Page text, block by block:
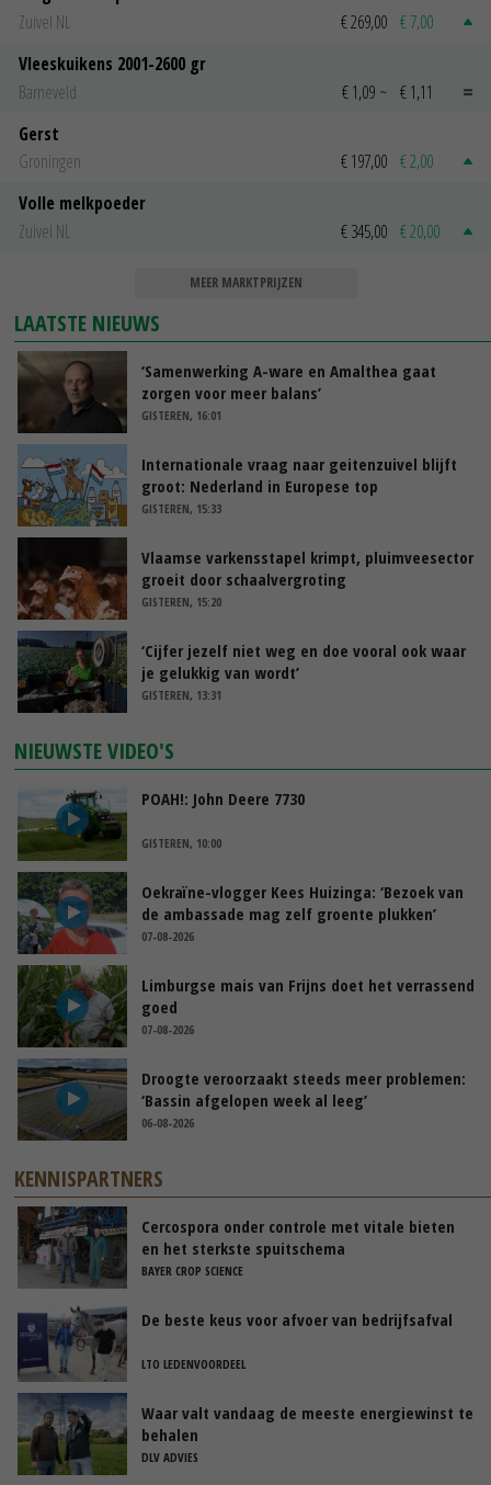
Zuivel NL
€ 269,00 € 7,00
Vleeskuikens 2001-2600 gr
Barneveld
€ 1,09 ~ € 1,11
Gerst
Groningen
€ 197,00 € 2,00
Volle melkpoeder
Zuivel NL
€ 345,00 € 20,00
MEER MARKTPRIJZEN
LAATSTE NIEUWS
‘Samenwerking A-ware en Amalthea gaat
zorgen voor meer balans’
GISTEREN, 16:01
Internationale vraag naar geitenzuivel blijft
groot: Nederland in Europese top
GISTEREN, 15:33
Vlaamse varkensstapel krimpt, pluimveesector
groeit door schaalvergroting
GISTEREN, 15:20
‘Cijfer jezelf niet weg en doe vooral ook waar
je gelukkig van wordt’
GISTEREN, 13:31
NIEUWSTE VIDEO'S
POAH!: John Deere 7730
GISTEREN, 10:00
Oekraïne-vlogger Kees Huizinga: ‘Bezoek van
de ambassade mag zelf groente plukken’
07-08-2026
Limburgse mais van Frijns doet het verrassend
goed
07-08-2026
Droogte veroorzaakt steeds meer problemen:
‘Bassin afgelopen week al leeg’
06-08-2026
KENNISPARTNERS
Cercospora onder controle met vitale bieten
en het sterkste spuitschema
BAYER CROP SCIENCE
De beste keus voor afvoer van bedrijfsafval
LTO LEDENVOORDEEL
Waar valt vandaag de meeste energiewinst te
behalen
DLV ADVIES